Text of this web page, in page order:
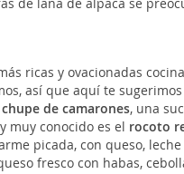
ricas y ovacionadas
así que aquí te
de camarones, una
muy conocido es el rocoto
picada, con queso,
fresco con habas,